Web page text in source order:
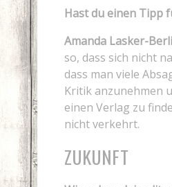
Hast du einen Tipp
Amanda Lasker-
so, dass sich nicht
dass man viele
Kritik anzunehmen
einen Verlag zu
nicht verkehrt.
ZUKUNFT